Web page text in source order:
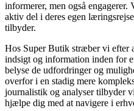
informerer, men også
aktiv del i deres egen
tilbyder.
Hos Super Butik stræber vi efter
indsigt og information inden for
belyse de udfordringer og
overfor i en stadig mere
journalistik og analyser tilbyder
hjælpe dig med at navigere i